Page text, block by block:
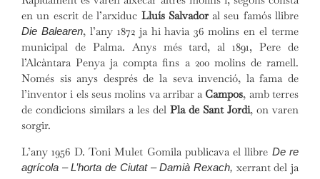
en un escrit de l’arxiduc Lluís Salvadoral seu famós llibre
Die Balearen, l’any 1872 ja hi havia 36 molins en el terme
municipal de Palma. Anys més tard, al 1891, Pere de
l’Alcàntara Penya ja compta fins a 200 molins de ramell.
Només sis anys després de la seva invenció, la fama de
l’inventor i els seus molins va arribar a Campos, amb terres
de condicions similars a les delPla de Sant Jordi, on varen
sorgir.
L’any 1956 D. Toni Mulet Gomila publicava el llibre De re
agrícola – L’horta de Ciutat – Damià Rexach, xerrant del ja